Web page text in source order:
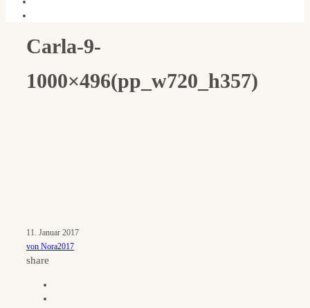
Carla-9-
1000×496(pp_w720_h357)
11. Januar 2017
von Nora2017
share